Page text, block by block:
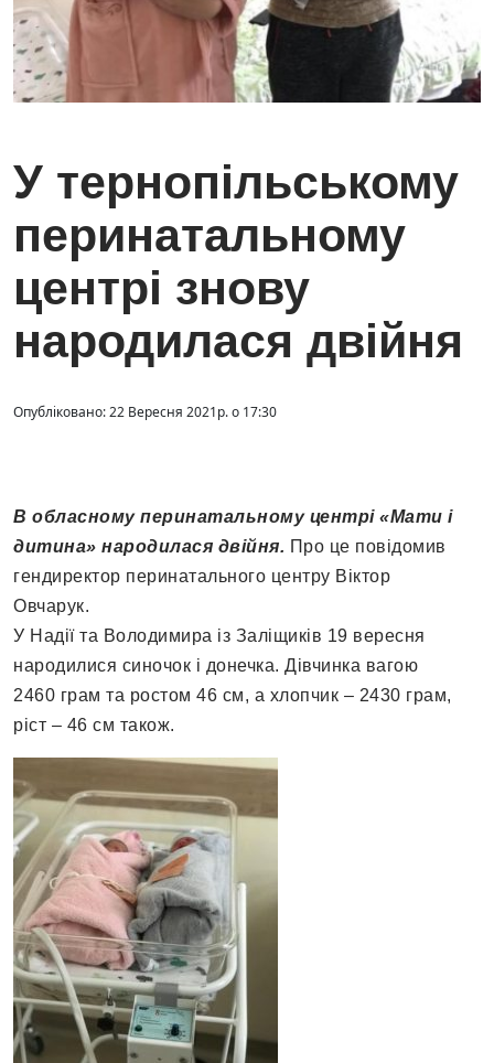
У тернопільському
перинатальному
центрі знову
народилася двійня
Опубліковано: 22 Вересня 2021р. о 17:30
В обласному перинатальному центрі «Мати і
дитина» народилася двійня. Про це повідомив
гендиректор перинатального центру Віктор
Овчарук.
У Надії та Володимира із Заліщиків 19 вересня
народилися синочок і донечка. Дівчинка вагою
2460 грам та ростом 46 см, а хлопчик – 2430 грам,
ріст – 46 см також.